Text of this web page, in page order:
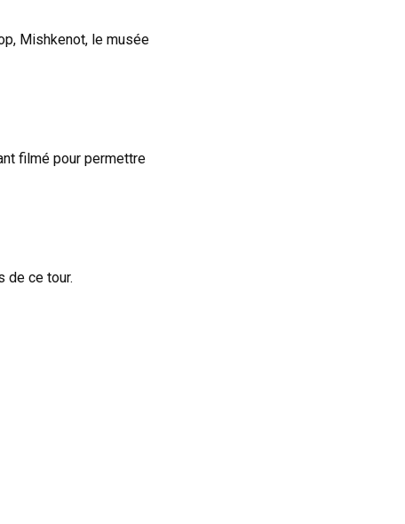
Mishkenot, le musée
filmé pour permettre
de ce tour.